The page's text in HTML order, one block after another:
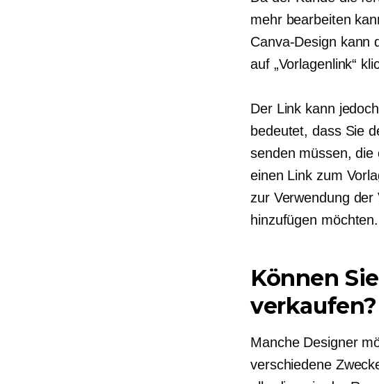
mehr bearbeiten
Canva-Design kann
auf „Vorlagenlink“
Der Link kann
bedeutet, dass Sie
senden müssen, die
einen Link zum
zur Verwendung
hinzufügen möchten.
Können
verkaufen?
Manche Designer
verschiedene